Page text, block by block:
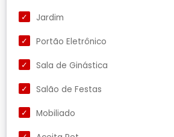
Jardim
Portão Eletrônico
Sala de Ginástica
Salão de Festas
Mobiliado